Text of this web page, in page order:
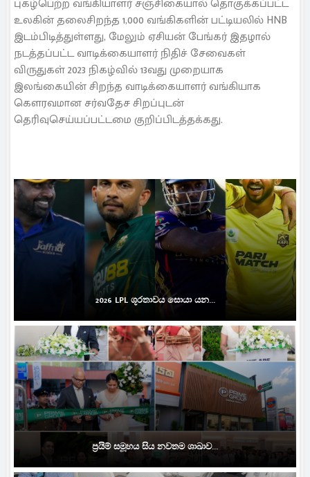
புகழ்பெற்ற வங்கியாளர் சஞ்சிகையால் தொகுக்கப்பட்ட
உலகின் தலைசிறந்த 1,000 வங்கிகளின் பட்டியலில் HNB
இடம்பிடித்துள்ளது, மேலும் ஏசியன் பேங்கர் இதழால்
நடத்தப்பட்ட வாடிக்கையாளர் நிதிச் சேவைகள்
விருதுகள் 2023 நிகழ்வில் 13வது முறையாக
இலங்கையின் சிறந்த வாடிக்கையாளர் வங்கியாக
கௌரவமான சர்வதேச சிறப்புடன்
தெரிவுசெய்யப்பட்டமை குறிப்பிடத்தக்கது.
2026 LPL ශූරතාවය සොයා යන...
ප්‍රයිම් සමූහය සිය නවතම ශාඛාව...